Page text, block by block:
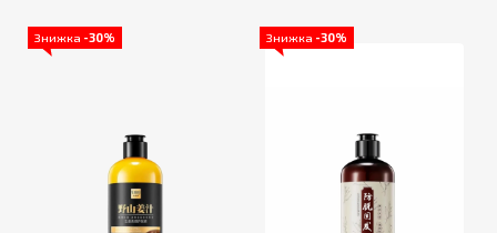
Знижка -30% Знижка -30%